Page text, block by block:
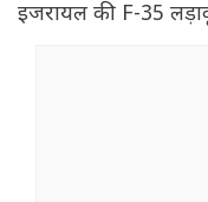
इजरायल की F-35